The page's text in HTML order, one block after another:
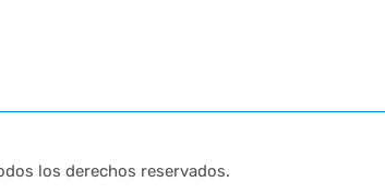
los derechos reservados.